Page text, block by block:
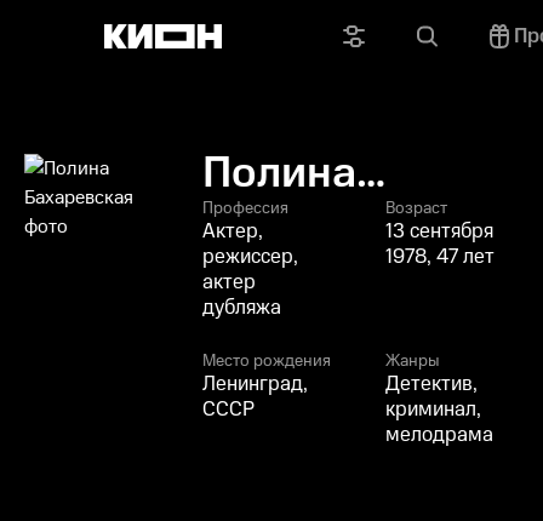
Полина
Бахаревская
Профессия
Актер,
режиссер,
актер
дубляжа
Возраст
13 сентября
1978, 47 лет
Место рождения
Ленинград,
СССР
Жанры
Детектив,
криминал,
мелодрама